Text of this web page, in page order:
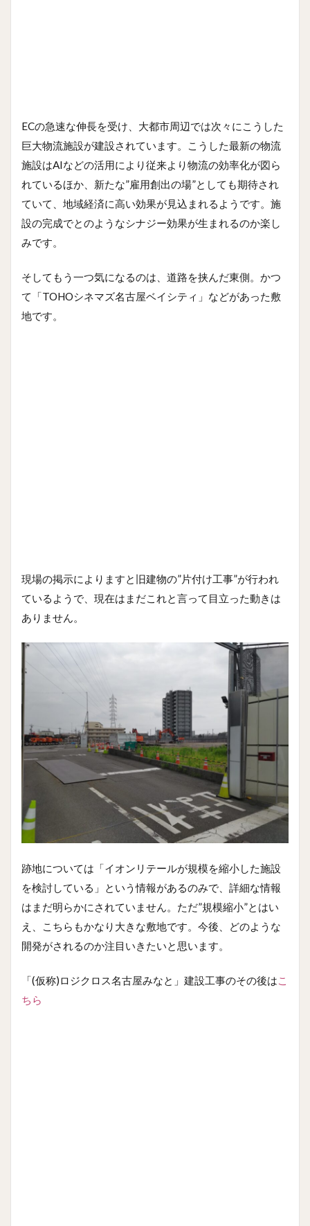
ECの急速な伸長を受け、大都市周辺では次々にこうした
巨大物流施設が建設されています。こうした最新の物流
施設はAIなどの活用により従来より物流の効率化が図ら
れているほか、新たな”雇用創出の場”としても期待され
ていて、地域経済に高い効果が見込まれるようです。施
設の完成でとのようなシナジー効果が生まれるのか楽し
みです。
そしてもう一つ気になるのは、道路を挟んだ東側。かつ
て「TOHOシネマズ名古屋ベイシティ」などがあった敷
地です。
現場の掲示によりますと旧建物の”片付け工事”が行われ
ているようで、現在はまだこれと言って目立った動きは
ありません。
跡地については「イオンリテールが規模を縮小した施設
を検討している」という情報があるのみで、詳細な情報
はまだ明らかにされていません。ただ”規模縮小”とはい
え、こちらもかなり大きな敷地です。今後、どのような
開発がされるのか注目いきたいと思います。
「(仮称)ロジクロス名古屋みなと」建設工事のその後は こ
ちら